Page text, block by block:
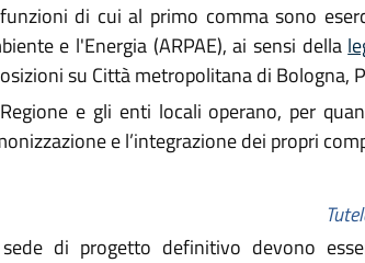
di cui al primo comma sono
e l'Energia (ARPAE), ai sensi della
su Città metropolitana di Bologna,
e gli enti locali operano, per
e l’integrazione dei propri
di progetto definitivo devono